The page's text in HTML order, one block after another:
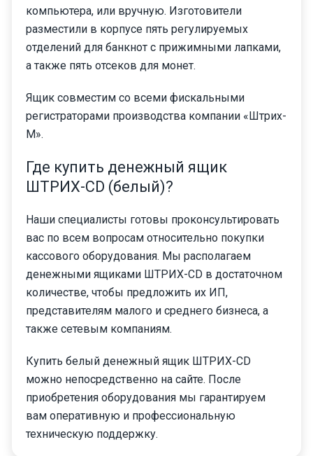
компьютера, или вручную. Изготовители
разместили в корпусе пять регулируемых
отделений для банкнот с прижимными лапками,
а также пять отсеков для монет.
Ящик совместим со всеми фискальными
регистраторами производства компании «Штрих-
М».
Где купить денежный ящик
ШТРИХ-CD (белый)?
Наши специалисты готовы проконсультировать
вас по всем вопросам относительно покупки
кассового оборудования. Мы располагаем
денежными ящиками ШТРИХ-CD в достаточном
количестве, чтобы предложить их ИП,
представителям малого и среднего бизнеса, а
также сетевым компаниям.
Купить белый денежный ящик ШТРИХ-CD
можно непосредственно на сайте. После
приобретения оборудования мы гарантируем
вам оперативную и профессиональную
техническую поддержку.